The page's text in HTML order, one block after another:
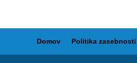
Domov Politika zasebnosti